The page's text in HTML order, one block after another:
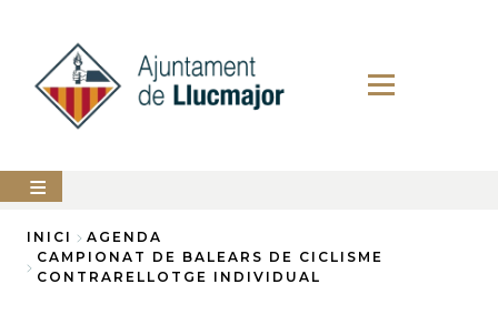
contingut
AJUNTAMENT
LLUCMAJOR
Fil
INICI
AGENDA
CAMPIONAT DE BALEARS DE CICLISME
CONTRARELLOTGE INDIVIDUAL